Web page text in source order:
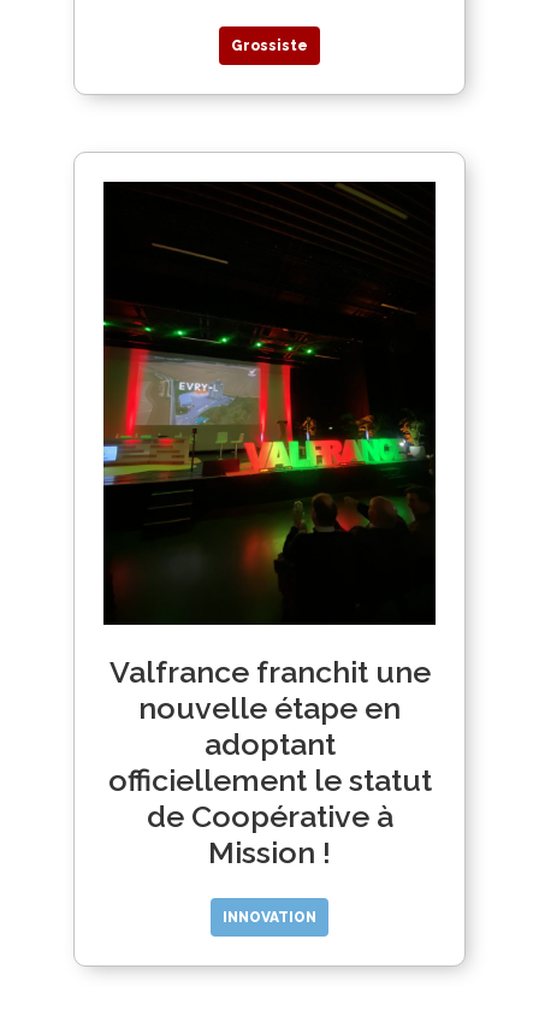
Grossiste
Valfrance franchit une
nouvelle étape en
adoptant
officiellement le statut
de Coopérative à
Mission !
INNOVATION